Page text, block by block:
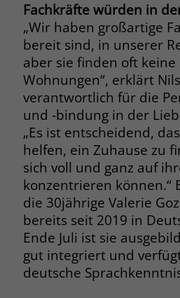
Fachkräfte würden in
„Wir haben großartige
bereit sind, in unserer
aber sie finden oft
Wohnungen“, erklärt
verantwortlich für die
und ‐bindung in der
„Es ist entscheidend,
helfen, ein Zuhause zu
sich voll und ganz auf
konzentrieren können.“
die 30jährige Valerie
bereits seit 2019 in
Ende Juli ist sie
gut integriert und
deutsche
Anbieter www.stiftung-
Laufzeit 1 Monat
Zweck
Behält die
zum Cookie Opt-
Name __cf_bm
Anbieter .fonts.net
Laufzeit 30 Minuten
Zweck
This cookie, set
support
Laufzeit 1 Jahr
Zweck
Microsoft Clarity
um die
zu speichern
Name _gcl_au
Google Ads
Laufzeit 90 Tage
Zweck Enthält eine